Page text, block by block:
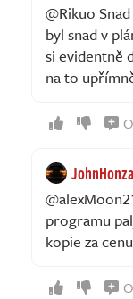
@Rikuo
byl snad v
si evidentně
na to
JohnHonza
programu
kopie za